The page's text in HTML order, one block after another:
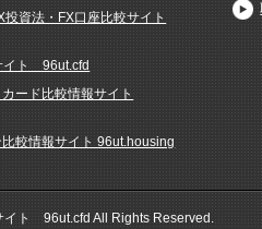
投資法・FX口座比較サイト
イト 96ut.cfd
ード比較情報サイト
較情報サイト 96ut.housing
イト 96ut.cfd All Rights Reserved.